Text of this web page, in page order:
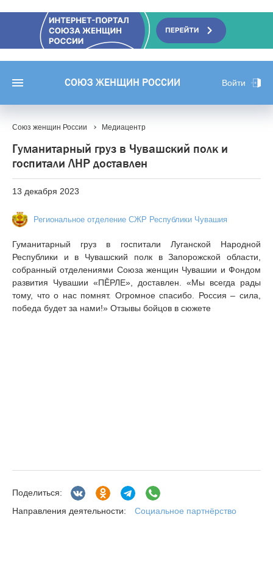
СОЮЗ ЖЕНЩИН РОССИИ Войти
Союз женщин России Медиацентр
Гуманитарный груз в Чувашский полк и
госпитали ЛНР доставлен
13 декабря 2023
Региональное отделение СЖР Республики Чувашия
Гуманитарный груз в госпитали Луганской Народной
Республики и в Чувашский полк в Запорожской области,
собранный отделениями Союза женщин Чувашии и Фондом
развития Чувашии «ПĔРЛЕ», доставлен. «Мы всегда рады
тому, что о нас помнят. Огромное спасибо. Россия – сила,
победа будет за нами!» Отзывы бойцов в сюжете
Поделиться:
Направления деятельности:
Социальное партнёрство